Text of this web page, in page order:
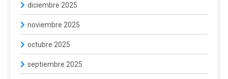
diciembre 2025
noviembre 2025
octubre 2025
septiembre 2025